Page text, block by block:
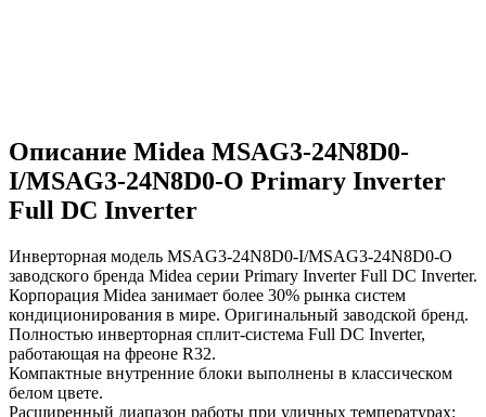
Описание Midea MSAG3-24N8D0-
I/MSAG3-24N8D0-O Primary Inverter
Full DC Inverter
Инверторная модель MSAG3-24N8D0-I/MSAG3-24N8D0-O
заводского бренда Midea серии Primary Inverter Full DC Inverter.
Корпорация Midea занимает более 30% рынка систем
кондиционирования в мире. Оригинальный заводской бренд.
Полностью инверторная сплит-система Full DC Inverter,
работающая на фреоне R32.
Компактные внутренние блоки выполнены в классическом
белом цвете.
Расширенный диапазон работы при уличных температурах: